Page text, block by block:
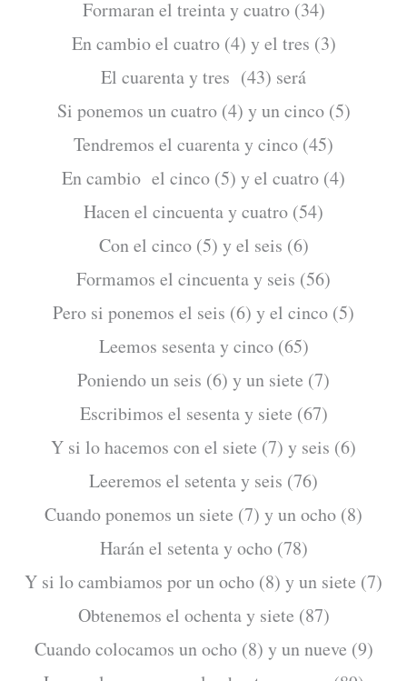
Formaran el treinta y cuatro (34)
En cambio el cuatro (4) y el tres (3)
El cuarenta y tres (43) será
Si ponemos un cuatro (4) y un cinco (5)
Tendremos el cuarenta y cinco (45)
En cambio el cinco (5) y el cuatro (4)
Hacen el cincuenta y cuatro (54)
Con el cinco (5) y el seis (6)
Formamos el cincuenta y seis (56)
Pero si ponemos el seis (6) y el cinco (5)
Leemos sesenta y cinco (65)
Poniendo un seis (6) y un siete (7)
Escribimos el sesenta y siete (67)
Y si lo hacemos con el siete (7) y seis (6)
Leeremos el setenta y seis (76)
Cuando ponemos un siete (7) y un ocho (8)
Harán el setenta y ocho (78)
Y si lo cambiamos por un ocho (8) y un siete (7)
Obtenemos el ochenta y siete (87)
Cuando colocamos un ocho (8) y un nueve (9)